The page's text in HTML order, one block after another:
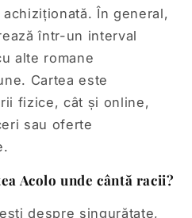
În general,
într-un interval
alte romane
Cartea este
fizice, cât și online,
sau oferte
Acolo unde cântă racii?
despre singurătate,